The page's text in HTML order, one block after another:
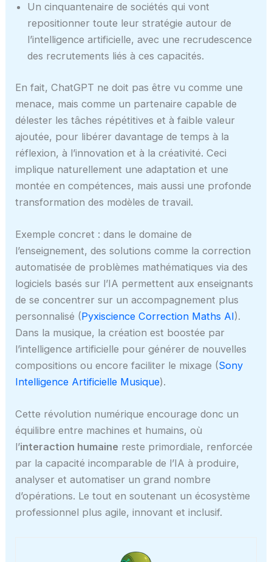
Un cinquantenaire de sociétés qui vont
repositionner toute leur stratégie autour de
l’intelligence artificielle, avec une recrudescence
des recrutements liés à ces capacités.
En fait, ChatGPT ne doit pas être vu comme une
menace, mais comme un partenaire capable de
délester les tâches répétitives et à faible valeur
ajoutée, pour libérer davantage de temps à la
réflexion, à l’innovation et à la créativité. Ceci
implique naturellement une adaptation et une
montée en compétences, mais aussi une profonde
transformation des modèles de travail.
Exemple concret : dans le domaine de
l’enseignement, des solutions comme la correction
automatisée de problèmes mathématiques via des
logiciels basés sur l’IA permettent aux enseignants
de se concentrer sur un accompagnement plus
personnalisé (Pyxiscience Correction Maths AI).
Dans la musique, la création est boostée par
l’intelligence artificielle pour générer de nouvelles
compositions ou encore faciliter le mixage (Sony
Intelligence Artificielle Musique).
Cette révolution numérique encourage donc un
équilibre entre machines et humains, où
l’interaction humaine reste primordiale, renforcée
par la capacité incomparable de l’IA à produire,
analyser et automatiser un grand nombre
d’opérations. Le tout en soutenant un écosystème
professionnel plus agile, innovant et inclusif.